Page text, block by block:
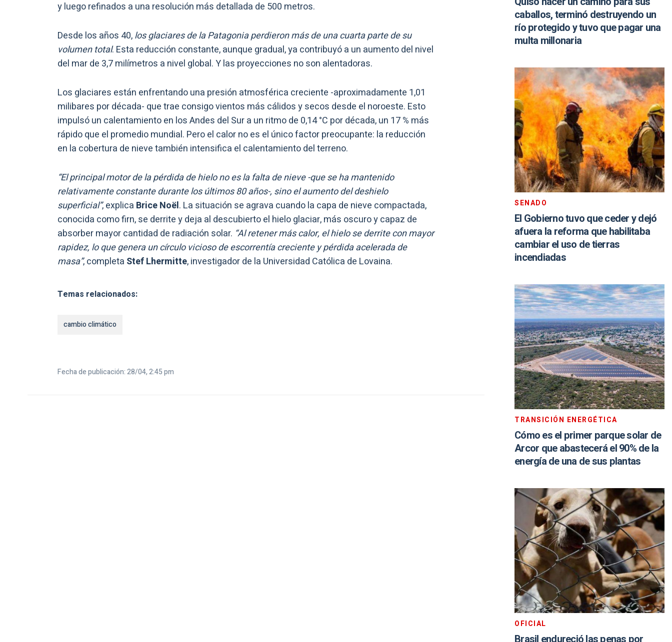
y luego refinados a una resolución más detallada de 500 metros.
Desde los años 40,los glaciares de la Patagonia perdieron más de una cuarta parte de su
volumen total. Esta reducción constante, aunque gradual, ya contribuyó a un aumento del nivel
del mar de 3,7 milímetros a nivel global. Y las proyecciones no son alentadoras.
Los glaciares están enfrentando una presión atmosférica creciente -aproximadamente 1,01
milibares por década- que trae consigo vientos más cálidos y secos desde el noroeste. Esto
impulsó un calentamiento en los Andes del Sur a un ritmo de 0,14 °C por década, un 17 % más
rápido que el promedio mundial. Pero el calor no es el único factor preocupante: la reducción
en la cobertura de nieve también intensifica el calentamiento del terreno.
“El principal motor de la pérdida de hielo no es la falta de nieve -que se ha mantenido
relativamente constante durante los últimos 80 años-, sino el aumento del deshielo
superficial”, explica Brice Noël. La situación se agrava cuando la capa de nieve compactada,
conocida como firn, se derrite y deja al descubierto el hielo glaciar, más oscuro y capaz de
absorber mayor cantidad de radiación solar. “Al retener más calor, el hielo se derrite con mayor
rapidez, lo que genera un círculo vicioso de escorrentía creciente y pérdida acelerada de
masa”, completa Stef Lhermitte, investigador de la Universidad Católica de Lovaina.
Temas relacionados:
cambio climático
Fecha de publicación: 28/04, 2:45 pm
caballos, terminó destruyendo un
río protegido y tuvo que pagar una
multa millonaria
SENADO
El Gobierno tuvo que ceder y dejó
afuera la reforma que habilitaba
cambiar el uso de tierras
incendiadas
TRANSICIÓN ENERGÉTICA
Cómo es el primer parque solar de
Arcor que abastecerá el 90% de la
energía de una de sus plantas
OFICIAL